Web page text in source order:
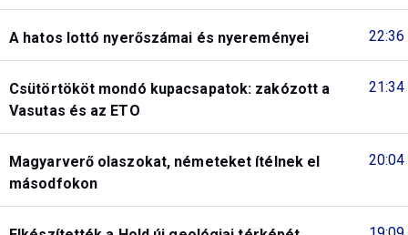
22:36
A hatos lottó nyerőszámai és nyereményei
21:34
Csütörtököt mondó kupacsapatok: zakózott a
Vasutas és az ETO
20:04
Magyarverő olaszokat, németeket ítélnek el
másodfokon